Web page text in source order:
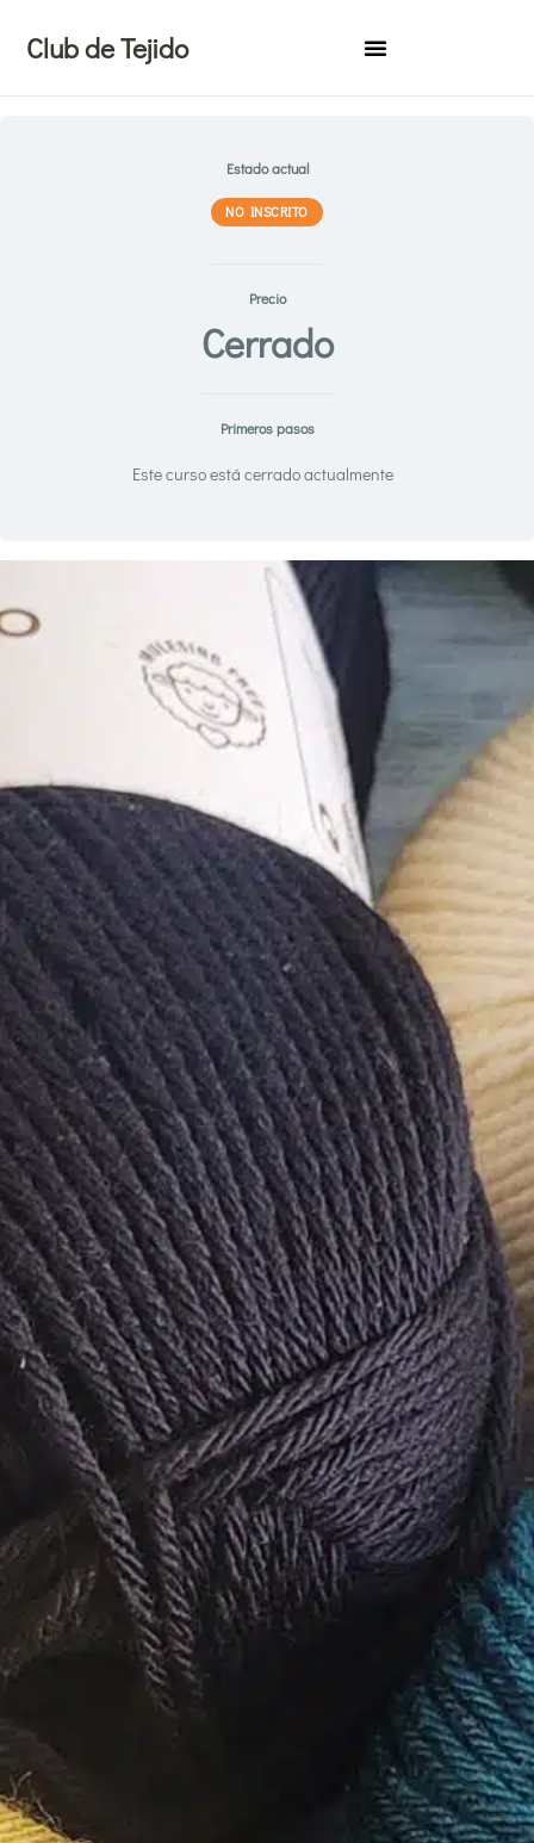
contenido
Club de Tejido
Estado actual
NO INSCRITO
Precio
Cerrado
Primeros pasos
Este curso está cerrado actualmente